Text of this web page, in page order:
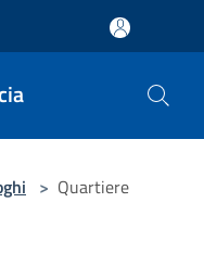
> Quartiere